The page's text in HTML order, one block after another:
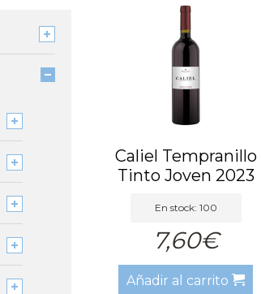
Caliel Tempranillo
Tinto Joven 2023
En stock: 100
7,60€
Añadir al carrito